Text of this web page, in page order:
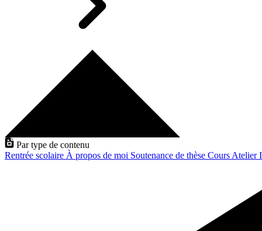
Par type de contenu
Rentrée scolaire À propos de moi Soutenance de thèse Cours Atelier